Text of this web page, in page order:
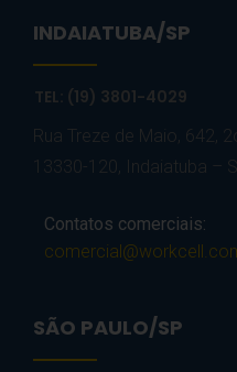
INDAIATUBA/SP
TEL: (19) 3801-4029
Rua Treze de Maio, 642,
13330-120, Indaiatuba –
Contatos comerciais:
SÃO PAULO/SP